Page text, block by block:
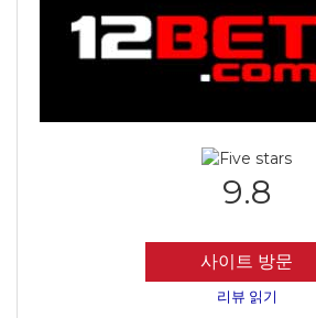
9.8
사이트 방문
리뷰 읽기